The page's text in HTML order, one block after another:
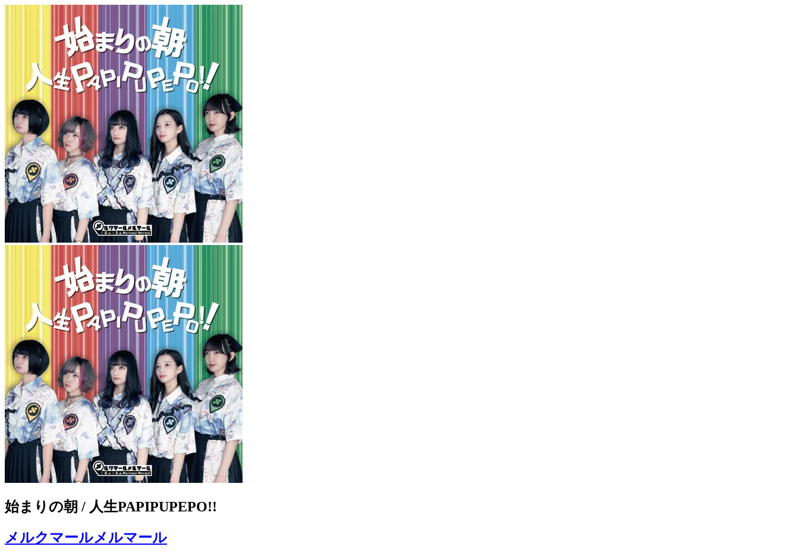
始まりの朝 / 人生PAPIPUPEPO!!
メルクマールメルマール